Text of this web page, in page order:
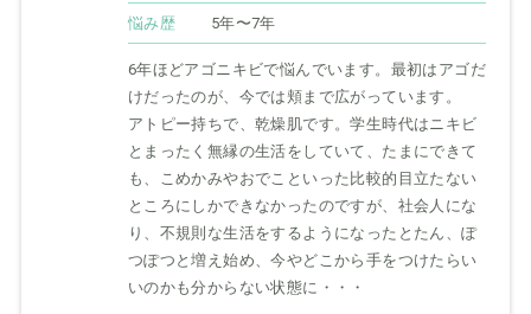
悩み歴 5年〜7年
6年ほどアゴニキビで悩んでいます。最初はアゴだ
けだったのが、今では頬まで広がっています。
アトピー持ちで、乾燥肌です。学生時代はニキビ
とまったく無縁の生活をしていて、たまにできて
も、こめかみやおでこといった比較的目立たない
ところにしかできなかったのですが、社会人にな
り、不規則な生活をするようになったとたん、ぽ
つぽつと増え始め、今やどこから手をつけたらい
いのかも分からない状態に・・・